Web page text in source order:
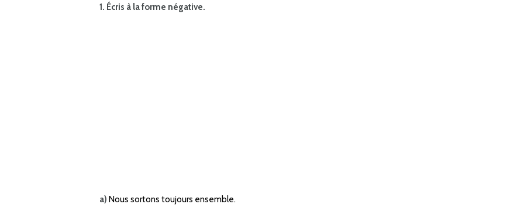
1. Écris à la forme négative.
a) Nous sortons toujours ensemble.